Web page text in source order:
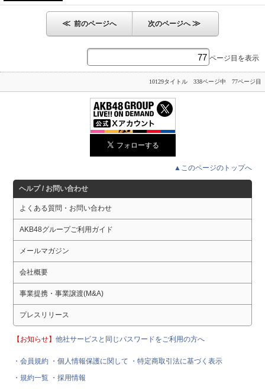
≪ 前のページへ 次のページへ≫
ページ目を表示
10129タイトル 338ページ中 77ページ目
▲このページのトップへ
ヘルプ / お問い合わせ
よくある質問・お問い合わせ
AKB48グループご利用ガイド
メールマガジン
会社概要
事業提携・事業譲渡(M&A)
プレスリリース
【お知らせ】他社サービスと同じパスワードをご利用の方へ
・会員規約 ・個人情報保護に関して
・特定商取引法に基づく表示
・規約一覧 ・採用情報